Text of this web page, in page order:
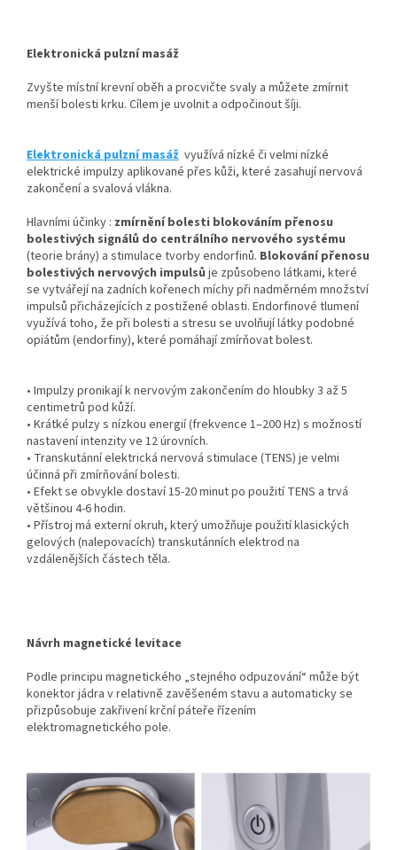
Elektronická pulzní masáž
Zvyšte místní krevní oběh a procvičte svaly a můžete zmírnit
menší bolesti krku. Cílem je uvolnit a odpočinout šíji.
Elektronická pulzní masáž využívá nízké či velmi nízké
elektrické impulzy aplikované přes kůži, které zasahují nervová
zakončení a svalová vlákna.
Hlavními účinky : zmírnění bolesti blokováním přenosu
bolestivých signálů do centrálního nervového systému
(teorie brány) a stimulace tvorby endorfinů. Blokování přenosu
bolestivých nervových impulsů je způsobeno látkami, které
se vytvářejí na zadních kořenech míchy při nadměrném množství
impulsů přicházejících z postižené oblasti. Endorfinové tlumení
využívá toho, že při bolesti a stresu se uvolňují látky podobné
opiátům (endorfiny), které pomáhají zmírňovat bolest.
• Impulzy pronikají k nervovým zakončením do hloubky 3 až 5
centimetrů pod kůží.
• Krátké pulzy s nízkou energií (frekvence 1–200 Hz) s možností
nastavení intenzity ve 12 úrovních.
• Transkutánní elektrická nervová stimulace (TENS) je velmi
účinná při zmírňování bolesti.
• Efekt se obvykle dostaví 15-20 minut po použití TENS a trvá
většinou 4-6 hodin.
• Přístroj má externí okruh, který umožňuje použití klasických
gelových (nalepovacích) transkutánních elektrod na
vzdálenějších částech těla.
Návrh magnetické levitace
Podle principu magnetického „stejného odpuzování“ může být
konektor jádra v relativně zavěšeném stavu a automaticky se
přizpůsobuje zakřivení krční páteře řízením
elektromagnetického pole.